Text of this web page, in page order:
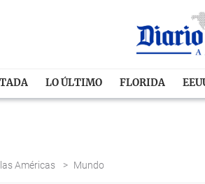
LO ÚLTIMO FLORIDA
Américas > Mundo